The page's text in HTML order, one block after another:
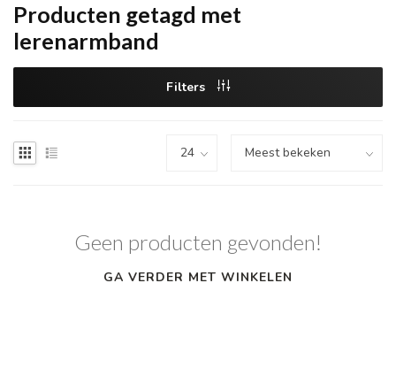
Producten getagd met
lerenarmband
Filters
Geen producten gevonden!
GA VERDER MET WINKELEN